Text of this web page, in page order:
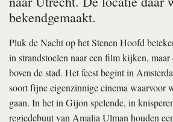
bekendgemaakt.
Pluk de Nacht op het Stenen Hoofd
in strandstoelen naar een film kijken, maar
boven de stad. Het feest begint in
soort fijne eigenzinnige cinema waarvoor
gaan. In het in Gijon spelende, in
regiedebuut van Amalia Ulman houden